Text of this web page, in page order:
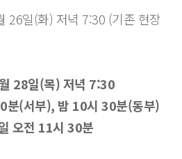
26일(화) 저녁 7:30 (기존 현장
28일(목) 저녁 7:30
부), 밤 10시 30분(동부)
11시 30분